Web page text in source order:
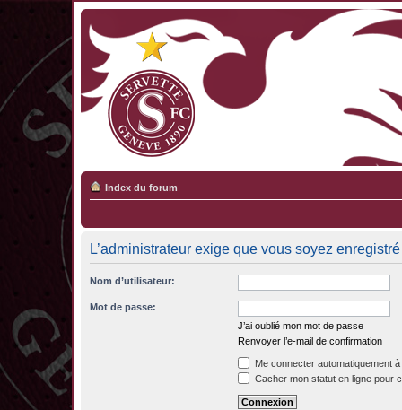
Index du forum
L’administrateur exige que vous soyez
Nom d’utilisateur:
Mot de passe:
J’ai oublié mon mot de passe
Renvoyer l’e-mail de confirmation
Me connecter automatiquement
Cacher mon statut en ligne pour